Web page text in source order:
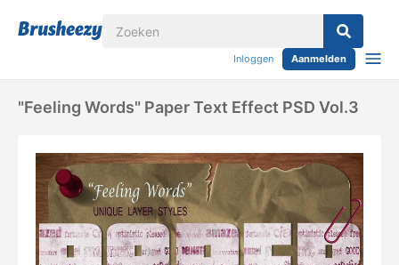
Inloggen Aanmelden
"Feeling Words" Paper Text Effect PSD Vol.3